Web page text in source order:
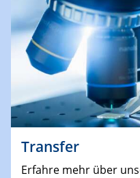
Transfer
Erfahre mehr über